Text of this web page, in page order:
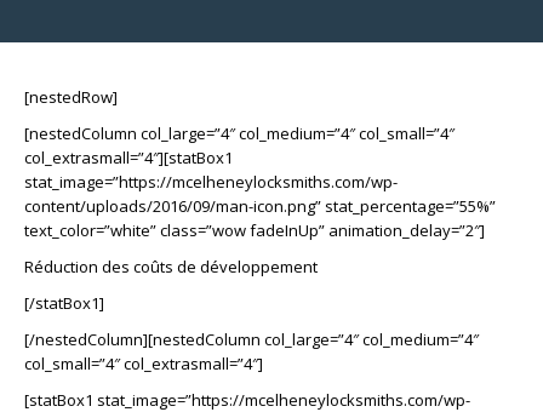
[nestedRow]
[nestedColumn col_large=”4″ col_medium=”4″ col_small=”4″
col_extrasmall=”4″][statBox1
stat_image=”https://mcelheneylocksmiths.com/wp-
content/uploads/2016/09/man-icon.png” stat_percentage=”55%”
text_color=”white” class=”wow fadeInUp” animation_delay=”2″]
Réduction des coûts de développement
[/statBox1]
[/nestedColumn][nestedColumn col_large=”4″ col_medium=”4″
col_small=”4″ col_extrasmall=”4″]
[statBox1 stat_image=”https://mcelheneylocksmiths.com/wp-